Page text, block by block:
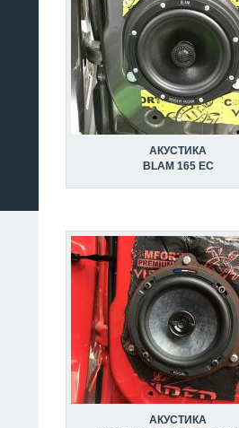
АКУСТИКА
BLAM 165 EC
АКУСТИКА